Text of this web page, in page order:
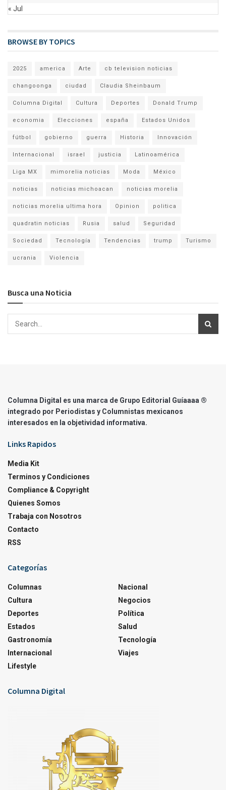
« Jul
BROWSE BY TOPICS
2025 america Arte cb television noticias
changoonga ciudad Claudia Sheinbaum
Columna Digital Cultura Deportes Donald Trump
economia Elecciones españa Estados Unidos
fútbol gobierno guerra Historia Innovación
Internacional israel justicia Latinoamérica
Liga MX mimorelia noticias Moda México
noticias noticias michoacan noticias morelia
noticias morelia ultima hora Opinion politica
quadratin noticias Rusia salud Seguridad
Sociedad Tecnología Tendencias trump Turismo
ucrania Violencia
Busca una Noticia
Columna Digital es una marca de Grupo Editorial Guíaaaa ®
integrado por Periodistas y Columnistas mexicanos
interesados en la objetividad informativa.
Links Rapidos
Media Kit
Terminos y Condiciones
Compliance & Copyright
Quienes Somos
Trabaja con Nosotros
Contacto
RSS
Categorías
Columnas
Cultura
Deportes
Estados
Gastronomía
Internacional
Lifestyle
Nacional
Negocios
Política
Salud
Tecnología
Viajes
Columna Digital